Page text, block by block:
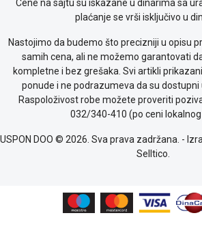
Cene na sajtu su iskazane u dinarima sa
plaćanje se vrši isključivo u
Nastojimo da budemo što precizniji u opisu
samih cena, ali ne možemo garantovati
kompletne i bez grešaka. Svi artikli
ponude i ne podrazumeva da su dostupni
Raspoloživost robe možete proveriti
032/340-410 (po ceni
USPON DOO © 2026. Sva prava zadržana. -
Selltico.